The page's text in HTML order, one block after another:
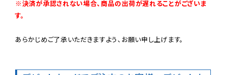
※決済が承認されない場合、商品の出荷が遅れることがございま
す。
あらかじめご了承いただきますよう、お願い申し上げます。